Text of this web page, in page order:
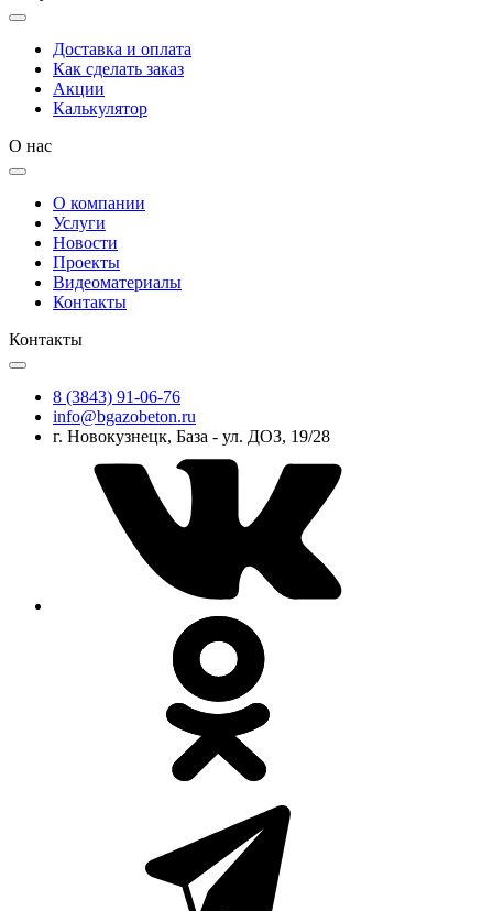
Доставка и оплата
Как сделать заказ
Акции
Калькулятор
О нас
О компании
Услуги
Новости
Проекты
Видеоматериалы
Контакты
Контакты
8 (3843) 91-06-76
info@bgazobeton.ru
г. Новокузнецк, База - ул. ДОЗ, 19/28